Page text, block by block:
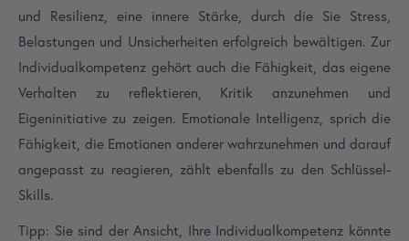
und Resilienz, eine innere Stärke, durch die Sie Stress,
Belastungen und Unsicherheiten erfolgreich bewältigen. Zur
Individualkompetenz gehört auch die Fähigkeit, das eigene
Verhalten zu reflektieren, Kritik anzunehmen und
Eigeninitiative zu zeigen. Emotionale Intelligenz, sprich die
Fähigkeit, die Emotionen anderer wahrzunehmen und darauf
angepasst zu reagieren, zählt ebenfalls zu den Schlüssel-
Skills.
Tipp: Sie sind der Ansicht, Ihre Individualkompetenz könnte